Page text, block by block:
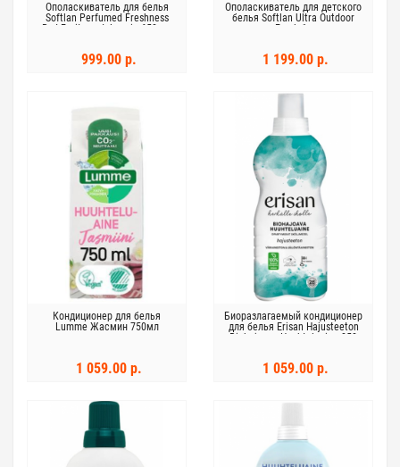
Ополаскиватель для белья
Softlan Perfumed Freshness
Red Fruits and Jasmin 650 мл
999.00 р.
Ополаскиватель для детского
белья Softlan Ultra Outdoor
Fresh 1л
1 199.00 р.
Кондиционер для белья
Lumme Жасмин 750мл
1 059.00 р.
Биоразлагаемый кондиционер
для белья Erisan Hajusteeton
Biohajoava Huuhteluaine 850
1 059.00 р.